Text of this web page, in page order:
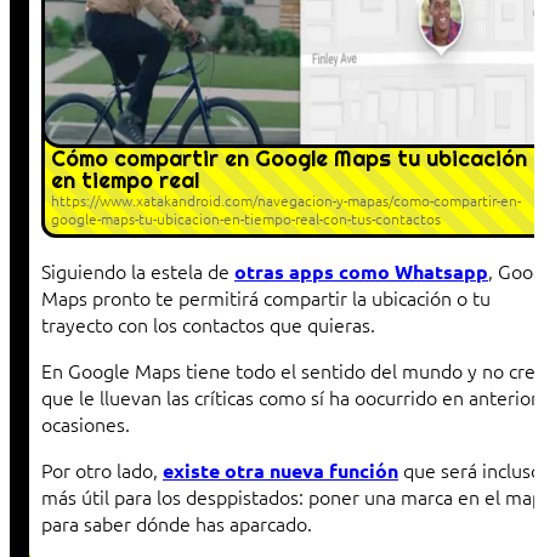
Cómo compartir en Google Maps tu ubicación
en tiempo real
https://www.xatakandroid.com/navegacion-y-mapas/como-compartir-en-
google-maps-tu-ubicacion-en-tiempo-real-con-tus-contactos
Siguiendo la estela de otras apps como Whatsapp,
Maps pronto te permitirá compartir la ubicación o tu
trayecto con los contactos que quieras.
En Google Maps tiene todo el sentido del mundo y no
que le lluevan las críticas como sí ha oocurrido en
ocasiones.
Por otro lado, existe otra nueva función que será incluso
más útil para los desppistados: poner una marca en el
para saber dónde has aparcado.